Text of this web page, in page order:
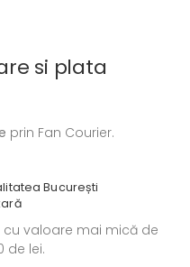
si plata
prin Fan Courier.
București
valoare mai mică de
de lei.